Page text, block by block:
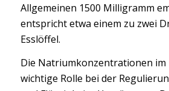
Allgemeinen 1500 Milligramm
entspricht etwa einem zu zwei
Esslöffel.
Die Natriumkonzentrationen im
wichtige Rolle bei der